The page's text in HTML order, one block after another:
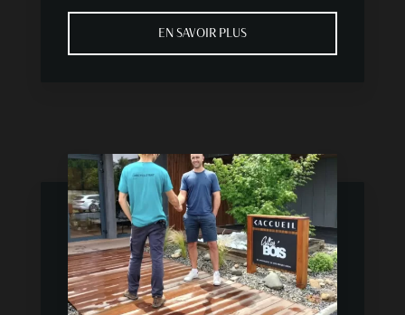
EN SAVOIR PLUS